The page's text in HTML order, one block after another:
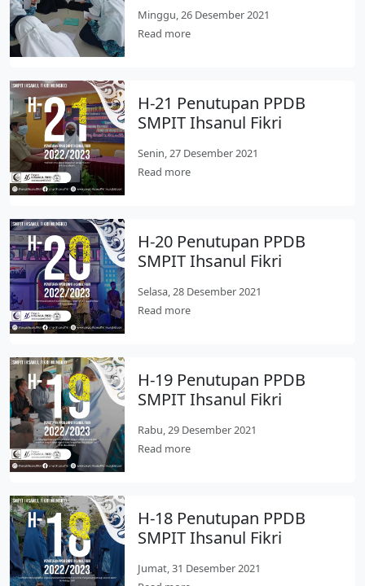
Minggu, 26 Desember 2021
Read more
H-21 Penutupan PPDB
SMPIT Ihsanul Fikri
Senin, 27 Desember 2021
Read more
H-20 Penutupan PPDB
SMPIT Ihsanul Fikri
Selasa, 28 Desember 2021
Read more
H-19 Penutupan PPDB
SMPIT Ihsanul Fikri
Rabu, 29 Desember 2021
Read more
H-18 Penutupan PPDB
SMPIT Ihsanul Fikri
Jumat, 31 Desember 2021